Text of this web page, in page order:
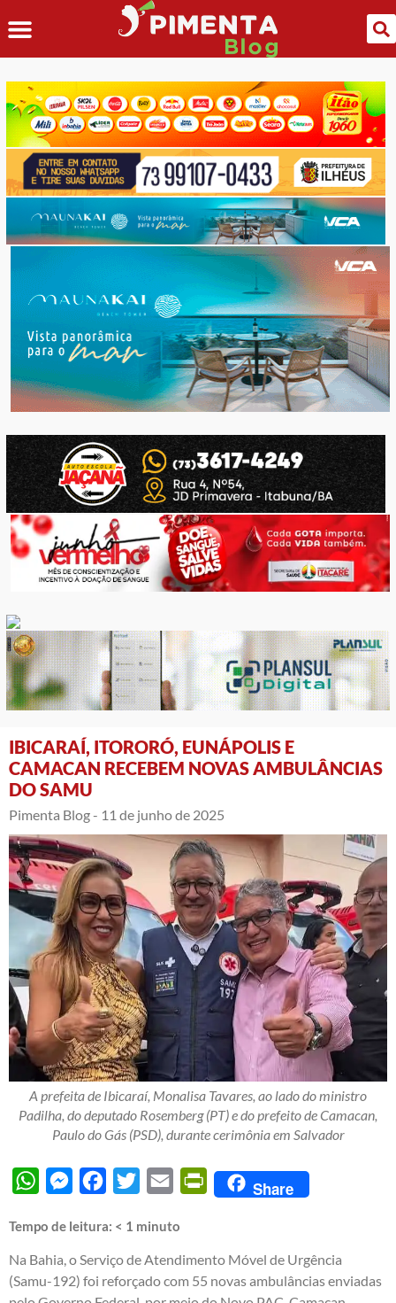
IBICARAÍ, ITORORÓ, EUNÁPOLIS E
CAMACAN RECEBEM NOVAS AMBULÂNCIAS
DO SAMU
Pimenta Blog - 11 de junho de 2025
A prefeita de Ibicaraí, Monalisa Tavares, ao lado do ministro
Padilha, do deputado Rosemberg (PT) e do prefeito de Camacan,
Paulo do Gás (PSD), durante cerimônia em Salvador
WhatsAppMessengerFacebook
Twitter Email PrintFriendly
Share
Tempo de leitura: < 1 minuto
Na Bahia, o Serviço de Atendimento Móvel de Urgência
(Samu-192) foi reforçado com 55 novas ambulâncias enviadas